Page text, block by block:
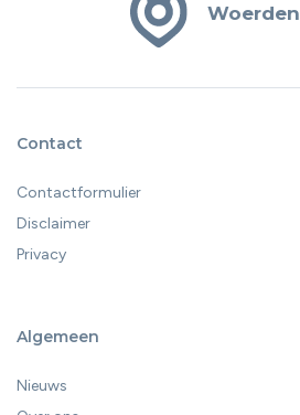
Woerden
Contact
Contactformulier
Disclaimer
Privacy
Algemeen
Nieuws